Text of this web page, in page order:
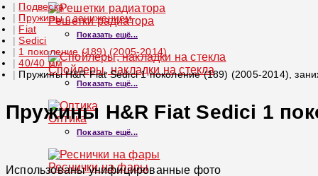
Решетки радиатора
Показать ещё...
Спойлеры, накладки на стекла
Показать ещё...
Оптика
Показать ещё...
Реснички на фары
Подвеска
Пружины с занижением
Fiat
Sedici
1 поколение (189) (2005-2014)
40/40 мм
Пружины H&R Fiat Sedici 1 поколение (189) (2005-2014),
Пружины H&R Fiat Sedici 1
Использованы унифицированные фото